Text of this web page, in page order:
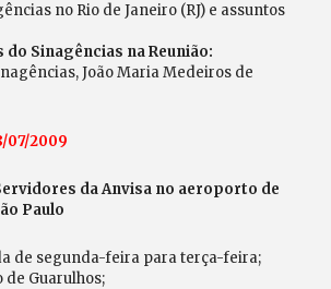
no Rio de Janeiro (RJ) e assuntos
Sinagências na Reunião:
João Maria Medeiros de
07/2009
da Anvisa no aeroporto de
Paulo
de segunda-feira para terça-feira;
de Guarulhos;